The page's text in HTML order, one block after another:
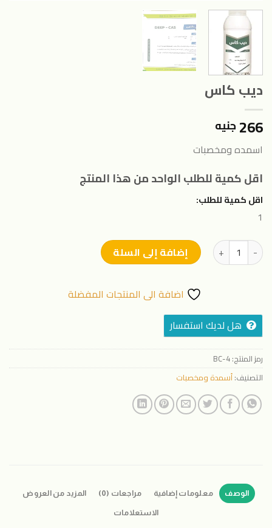
ديب كاس
266 جنيه
اسمده ومخصبات
اقل كمية للطلب الواحد من هذا المنتج
اقل كمية للطلب:
1
كمية ديب كاس إضافة إلى السلة
اضافة الى المنتجات المفضلة
هل لديك استفسار
رمز المنتج:BC-4
التصنيف:أسمدة ومخصبات
الوصف معلومات إضافية مراجعات (0) المزيد من العروض
الاستعلامات